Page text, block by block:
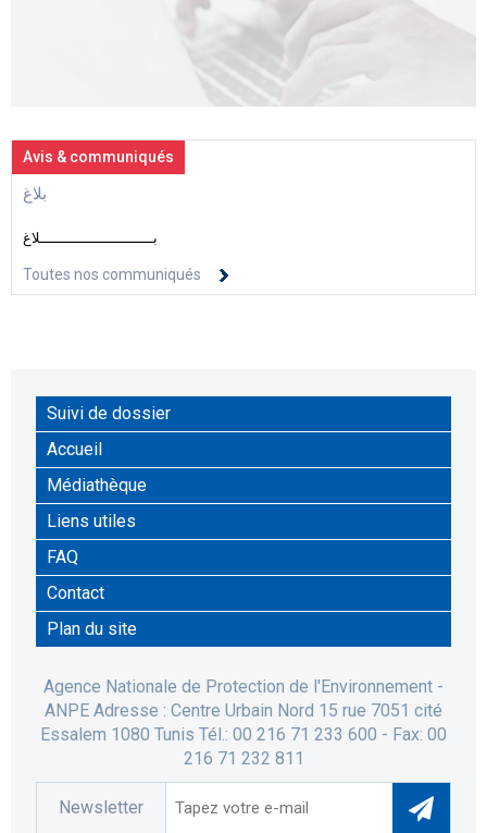
Avis & communiqués
بلاغ
بــــــــــــــــــــــــــلاغ
Toutes nos communiqués
Suivi de dossier
Accueil
Médiathèque
Liens utiles
FAQ
Contact
Plan du site
Agence Nationale de Protection de l'Environnement -
ANPE Adresse : Centre Urbain Nord 15 rue 7051 cité
Essalem 1080 Tunis Tél.: 00 216 71 233 600 - Fax: 00
216 71 232 811
Newsletter